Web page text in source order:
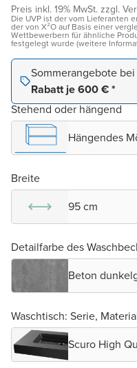
Preis inkl. 19% MwSt. zzgl.
Die UVP ist der vom Lieferanten
der von X²O auf Basis einer
Wettbewerbern für ähnliche
festgelegt wurde (weitere
Sommerangebote
Rabatt je 600 € *
Stehend oder hängend
Hängendes
Breite
95 cm
Detailfarbe des
Beton
Waschtisch: Serie,
Scuro High